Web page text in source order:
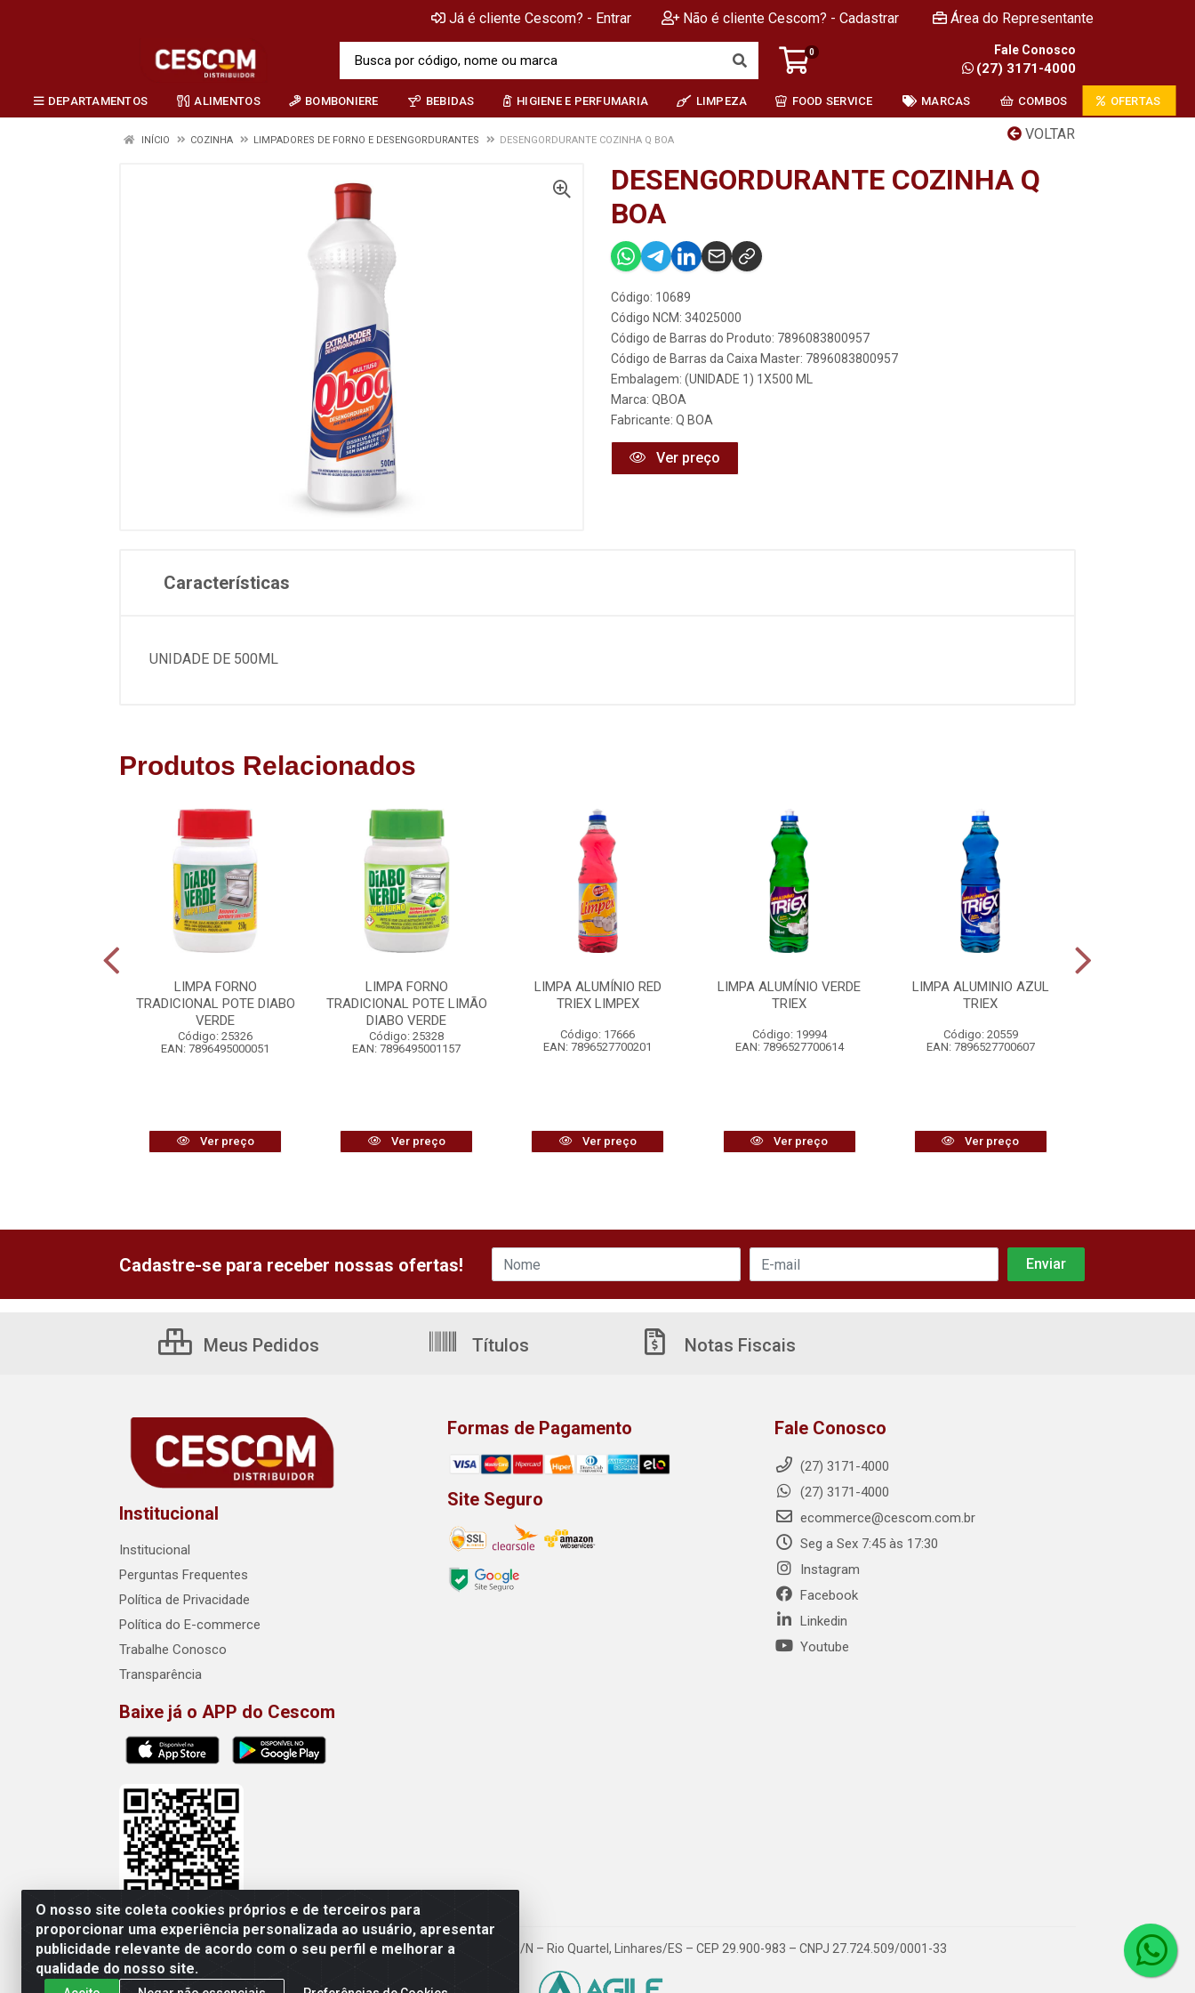
Já é cliente Cescom? - Entrar Não é cliente Cescom? - Cadastrar Área do Representante
0 Fale Conosco
(27) 3171-4000
DEPARTAMENTOS ALIMENTOS BOMBONIERE BEBIDAS HIGIENE E PERFUMARIA LIMPEZA FOOD SERVICE MARCAS COMBOS OFERTAS
VOLTAR
INÍCIO COZINHA LIMPADORES DE FORNO E DESENGORDURANTES DESENGORDURANTE COZINHA Q BOA
DESENGORDURANTE COZINHA Q
BOA
Código: 10689
Código NCM: 34025000
Código de Barras do Produto: 7896083800957
Código de Barras da Caixa Master: 7896083800957
Embalagem: (UNIDADE 1) 1X500 ML
Marca: QBOA
Fabricante: Q BOA
Ver preço
Características
UNIDADE DE 500ML
Produtos Relacionados
LIMPA FORNO
TRADICIONAL POTE DIABO
VERDE
Código: 25326
EAN: 7896495000051
Ver preço
LIMPA FORNO
TRADICIONAL POTE LIMÃO
DIABO VERDE
Código: 25328
EAN: 7896495001157
Ver preço
LIMPA ALUMÍNIO RED
TRIEX LIMPEX
Código: 17666
EAN: 7896527700201
Ver preço
LIMPA ALUMÍNIO VERDE
TRIEX
Código: 19994
EAN: 7896527700614
Ver preço
LIMPA ALUMINIO AZUL
TRIEX
Código: 20559
EAN: 7896527700607
Ver preço
O nosso site coleta cookies próprios e de terceiros para
proporcionar uma experiência personalizada ao usuário, apresentar
publicidade relevante de acordo com o seu perfil e melhorar a
qualidade do nosso site.
Cadastre-se para receber nossas ofertas!
Meus Pedidos Títulos Notas Fiscais
Institucional
Institucional
Perguntas Frequentes
Política de Privacidade
Política do E-commerce
Trabalhe Conosco
Transparência
Baixe já o APP do Cescom
Formas de Pagamento
Site Seguro
Fale Conosco
(27) 3171-4000
(27) 3171-4000
ecommerce@cescom.com.br
Seg a Sex 7:45 às 17:30
Instagram
Facebook
Linkedin
Youtube
Cescom Distribuidor - Rodovia BR 101, Km 163, S/N – Rio Quartel, Linhares/ES – CEP 29.900-983 – CNPJ 27.724.509/0001-33